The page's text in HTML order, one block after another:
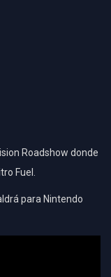
Roadshow donde
Fuel.
para Nintendo